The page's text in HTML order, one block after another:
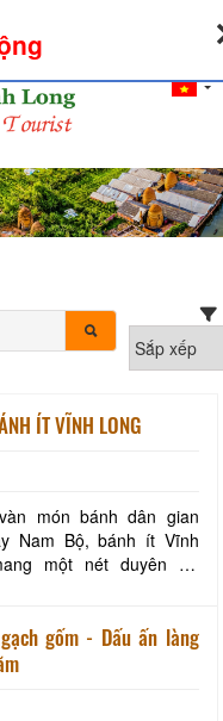
ÍT VĨNH LONG
món bánh dân gian
Nam Bộ, bánh ít Vĩnh
một nét duyên rất
mướt lại chứa đựng
nhà và tình cảm chân
dân miền sông nước.
gốm - Dấu ấn làng